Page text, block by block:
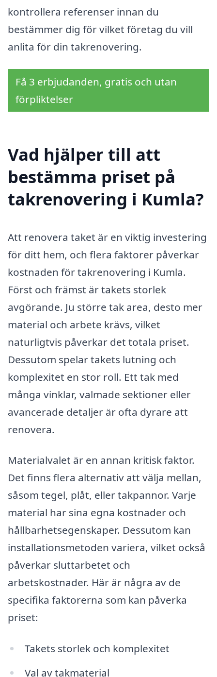
kontrollera referenser innan du
bestämmer dig för vilket företag du vill
anlita för din takrenovering.
Få 3 erbjudanden, gratis och utan
förpliktelser
Vad hjälper till att
bestämma priset på
takrenovering i Kumla?
Att renovera taket är en viktig investering
för ditt hem, och flera faktorer påverkar
kostnaden för takrenovering i Kumla.
Först och främst är takets storlek
avgörande. Ju större tak area, desto mer
material och arbete krävs, vilket
naturligtvis påverkar det totala priset.
Dessutom spelar takets lutning och
komplexitet en stor roll. Ett tak med
många vinklar, valmade sektioner eller
avancerade detaljer är ofta dyrare att
renovera.
Materialvalet är en annan kritisk faktor.
Det finns flera alternativ att välja mellan,
såsom tegel, plåt, eller takpannor. Varje
material har sina egna kostnader och
hållbarhetsegenskaper. Dessutom kan
installationsmetoden variera, vilket också
påverkar sluttarbetet och
arbetskostnader. Här är några av de
specifika faktorerna som kan påverka
priset:
Takets storlek och komplexitet
Val av takmaterial